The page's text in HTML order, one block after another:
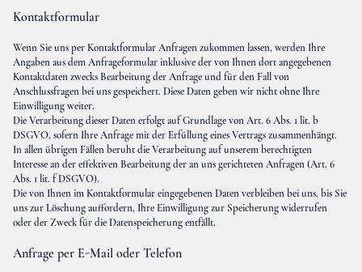
Kontaktformular
Wenn Sie uns per Kontaktformular Anfragen zukommen lassen, werden Ihre
Angaben aus dem Anfrageformular inklusive der von Ihnen dort angegebenen
Kontaktdaten zwecks Bearbeitung der Anfrage und für den Fall von
Anschlussfragen bei uns gespeichert. Diese Daten geben wir nicht ohne Ihre
Einwilligung weiter.
Die Verarbeitung dieser Daten erfolgt auf Grundlage von Art. 6 Abs. 1 lit. b
DSGVO, sofern Ihre Anfrage mit der Erfüllung eines Vertrags zusammenhängt.
In allen übrigen Fällen beruht die Verarbeitung auf unserem berechtigten
Interesse an der effektiven Bearbeitung der an uns gerichteten Anfragen (Art. 6
Abs. 1 lit. f DSGVO).
Die von Ihnen im Kontaktformular eingegebenen Daten verbleiben bei uns, bis Sie
uns zur Löschung auffordern, Ihre Einwilligung zur Speicherung widerrufen
oder der Zweck für die Datenspeicherung entfällt.
Anfrage per E-Mail oder Telefon